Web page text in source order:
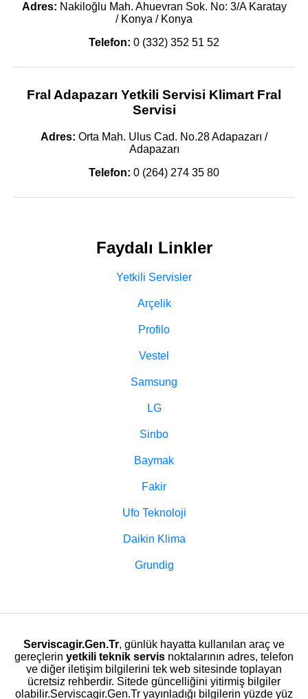
Adres: Nakiloğlu Mah. Ahuevran Sok. No: 3/A Karatay
/ Konya / Konya
Telefon: 0 (332) 352 51 52
Fral Adapazarı Yetkili Servisi Klimart Fral
Servisi
Adres: Orta Mah. Ulus Cad. No.28 Adapazarı /
Adapazarı
Telefon: 0 (264) 274 35 80
Faydalı Linkler
Yetkili Servisler
Arçelik
Profilo
Vestel
Samsung
LG
Sinbo
Baymak
Fakir
Ufo Teknoloji
Daikin Klima
Grundig
Serviscagir.Gen.Tr, günlük hayatta kullanılan araç ve
gereçlerin yetkili teknik servis noktalarının adres, telefon
ve diğer iletişim bilgilerini tek web sitesinde toplayan
ücretsiz rehberdir. Sitede güncelliğini yitirmiş bilgiler
olabilir.Serviscagir.Gen.Tr yayınladığı bilgilerin yüzde yüz